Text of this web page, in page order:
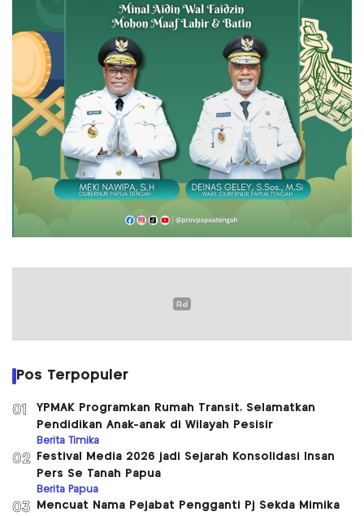
Pos Terpopuler
01
YPMAK Programkan Rumah Transit, Selamatkan
Pendidikan Anak-anak di Wilayah Pesisir
Berita Timika
02
Festival Media 2026 jadi Sejarah Konsolidasi Insan
Pers Se Tanah Papua
Berita Papua
03 Mencuat Nama Pejabat Pengganti Pj Sekda Mimika